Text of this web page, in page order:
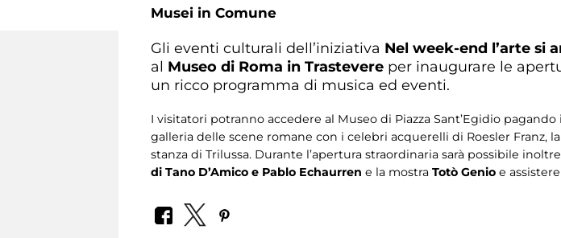
Musei in Comune
Gli eventi culturali dell’iniziativa Nel week-end l’arte si
al Museo di Roma in Trastevere per inaugurare le
un ricco programma di musica ed eventi.
I visitatori potranno accedere al Museo di Piazza Sant’Egidio
galleria delle scene romane con i celebri acquerelli di Roesler
stanza di Trilussa. Durante l’apertura straordinaria sarà possibile
di Tano D’Amico e Pablo Echaurren e la mostra Totò Genio e